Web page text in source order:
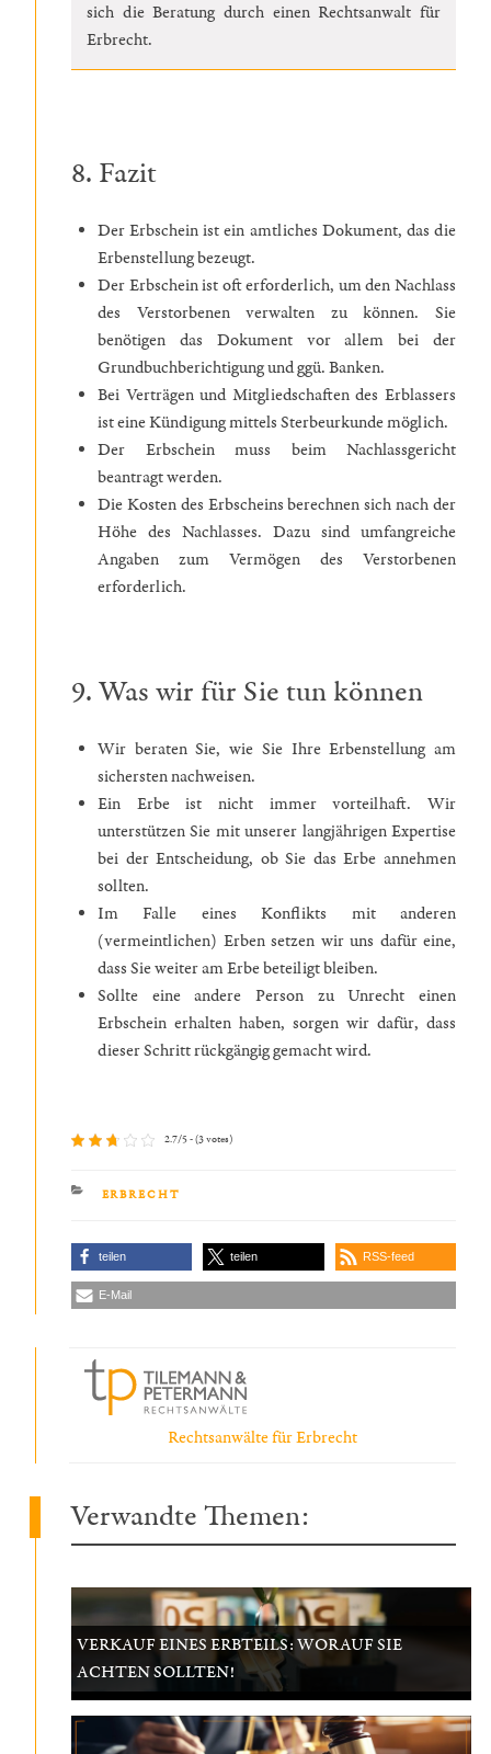
sich die Beratung durch einen Rechtsanwalt für
Erbrecht.
8. Fazit
Der Erbschein ist ein amtliches Dokument, das die
Erbenstellung bezeugt.
Der Erbschein ist oft erforderlich, um den Nachlass
des Verstorbenen verwalten zu können. Sie
benötigen das Dokument vor allem bei der
Grundbuchberichtigung und ggü. Banken.
Bei Verträgen und Mitgliedschaften des Erblassers
ist eine Kündigung mittels Sterbeurkunde möglich.
Der Erbschein muss beim Nachlassgericht
beantragt werden.
Die Kosten des Erbscheins berechnen sich nach der
Höhe des Nachlasses. Dazu sind umfangreiche
Angaben zum Vermögen des Verstorbenen
erforderlich.
9. Was wir für Sie tun können
Wir beraten Sie, wie Sie Ihre Erbenstellung am
sichersten nachweisen.
Ein Erbe ist nicht immer vorteilhaft. Wir
unterstützen Sie mit unserer langjährigen Expertise
bei der Entscheidung, ob Sie das Erbe annehmen
sollten.
Im Falle eines Konflikts mit anderen
(vermeintlichen) Erben setzen wir uns dafür eine,
dass Sie weiter am Erbe beteiligt bleiben.
Sollte eine andere Person zu Unrecht einen
Erbschein erhalten haben, sorgen wir dafür, dass
dieser Schritt rückgängig gemacht wird.
2.7/5 - (3 votes)
KATEGORIEN
ERBRECHT
teilen teilen RSS-feed
E-Mail
Rechtsanwälte für Erbrecht
Verwandte Themen:
VERKAUF EINES ERBTEILS: WORAUF SIE
ACHTEN SOLLTEN!